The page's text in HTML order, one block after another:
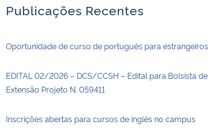
Ministério do Desenvolvimento Regional
Secretaria-Geral
Publicações Recentes
Oportunidade de curso de português para estrangeiros
EDITAL 02/2026 – DCS/CCSH – Edital para Bolsista de
Extensão Projeto N. 059411
Inscrições abertas para cursos de inglês no campus